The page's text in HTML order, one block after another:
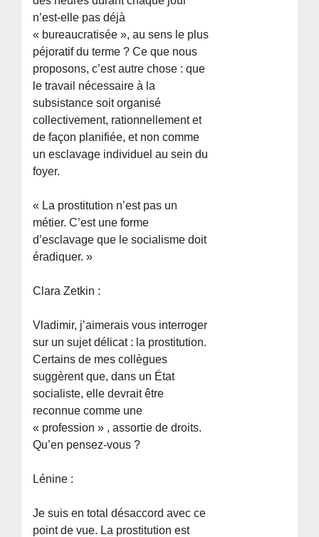
n’est-elle pas déjà
« bureaucratisée », au sens le plus
péjoratif du terme ? Ce que nous
proposons, c’est autre chose : que
le travail nécessaire à la
subsistance soit organisé
collectivement, rationnellement et
de façon planifiée, et non comme
un esclavage individuel au sein du
foyer.
« La prostitution n’est pas un
métier. C’est une forme
d’esclavage que le socialisme doit
éradiquer. »
Clara Zetkin :
Vladimir, j’aimerais vous interroger
sur un sujet délicat : la prostitution.
Certains de mes collègues
suggèrent que, dans un État
socialiste, elle devrait être
reconnue comme une
« profession » , assortie de droits.
Qu’en pensez-vous ?
Lénine :
Je suis en total désaccord avec ce
point de vue. La prostitution est